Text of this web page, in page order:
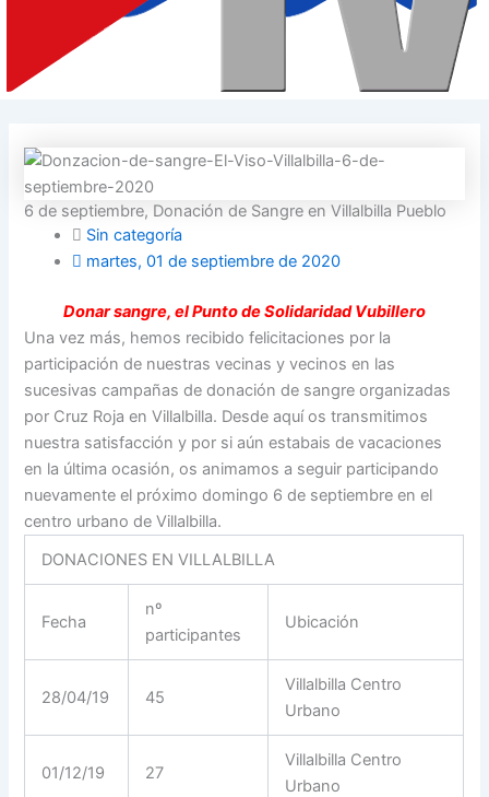
6 de septiembre, Donación de Sangre en Villalbilla Pueblo
Sin categoría
martes, 01 de septiembre de 2020
Donar sangre, el Punto de Solidaridad Vubillero
Una vez más, hemos recibido felicitaciones por la
participación de nuestras vecinas y vecinos en las
sucesivas campañas de donación de sangre organizadas
por Cruz Roja en Villalbilla. Desde aquí os transmitimos
nuestra satisfacción y por si aún estabais de vacaciones
en la última ocasión, os animamos a seguir participando
nuevamente el próximo domingo 6 de septiembre en el
centro urbano de Villalbilla.
DONACIONES EN VILLALBILLA
Fecha
nº
participantes
Ubicación
28/04/19 45
Villalbilla Centro
Urbano
01/12/19 27
Villalbilla Centro
Urbano